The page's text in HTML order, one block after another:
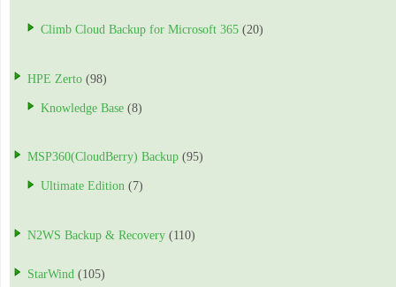
Climb Cloud Backup for Microsoft 365 (20)
HPE Zerto (98)
Knowledge Base (8)
MSP360(CloudBerry) Backup (95)
Ultimate Edition (7)
N2WS Backup & Recovery (110)
StarWind (105)